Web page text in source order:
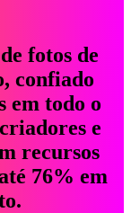
fotos de
confiado
em todo o
e
recursos
76% em